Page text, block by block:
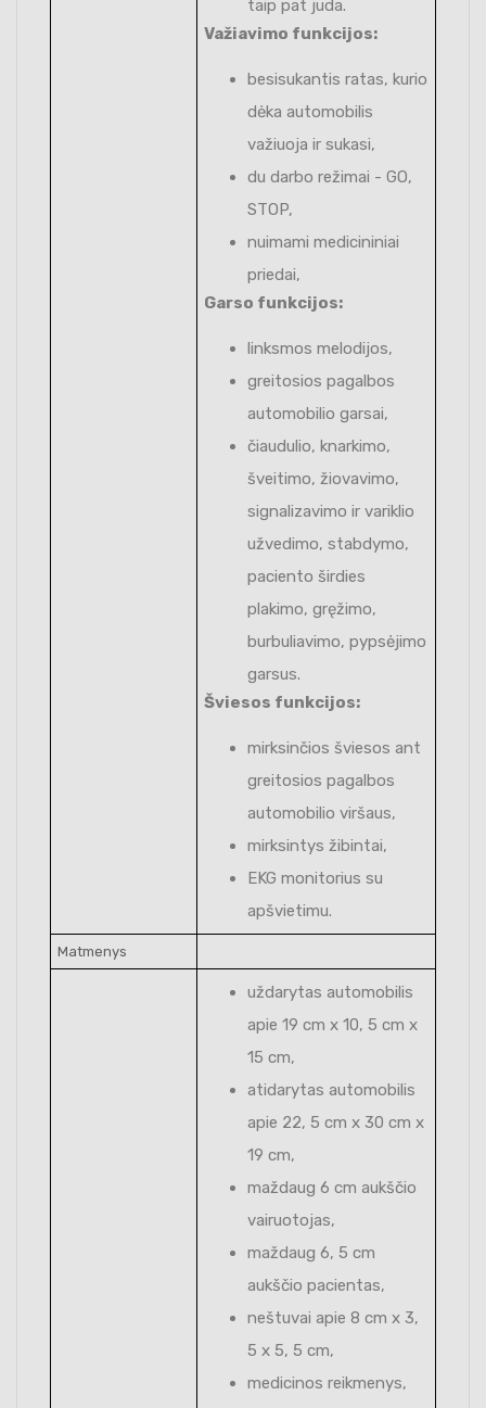
taip pat juda.
Važiavimo funkcijos:
besisukantis ratas, kurio
dėka automobilis
važiuoja ir sukasi,
du darbo režimai - GO,
STOP,
nuimami medicininiai
priedai,
Garso funkcijos:
linksmos melodijos,
greitosios pagalbos
automobilio garsai,
čiaudulio, knarkimo,
šveitimo, žiovavimo,
signalizavimo ir variklio
užvedimo, stabdymo,
paciento širdies
plakimo, gręžimo,
burbuliavimo, pypsėjimo
garsus.
Šviesos funkcijos:
mirksinčios šviesos ant
greitosios pagalbos
automobilio viršaus,
mirksintys žibintai,
EKG monitorius su
apšvietimu.
Matmenys
uždarytas automobilis
apie 19 cm x 10, 5 cm x
15 cm,
atidarytas automobilis
apie 22, 5 cm x 30 cm x
19 cm,
maždaug 6 cm aukščio
vairuotojas,
maždaug 6, 5 cm
aukščio pacientas,
neštuvai apie 8 cm x 3,
5 x 5, 5 cm,
medicinos reikmenys,